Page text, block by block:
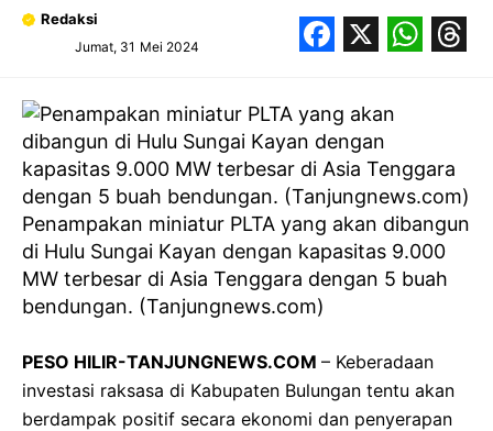
Redaksi
Jumat, 31 Mei 2024
Penampakan miniatur PLTA yang akan dibangun
di Hulu Sungai Kayan dengan kapasitas 9.000
MW terbesar di Asia Tenggara dengan 5 buah
bendungan. (Tanjungnews.com)
PESO HILIR-TANJUNGNEWS.COM – Keberadaan
investasi raksasa di Kabupaten Bulungan tentu akan
berdampak positif secara ekonomi dan penyerapan